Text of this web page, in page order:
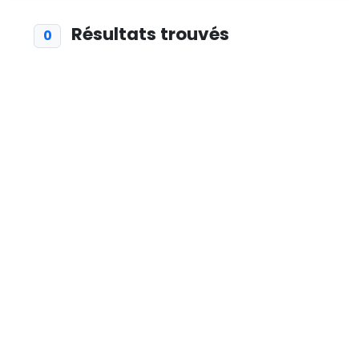
0 Résultats trouvés